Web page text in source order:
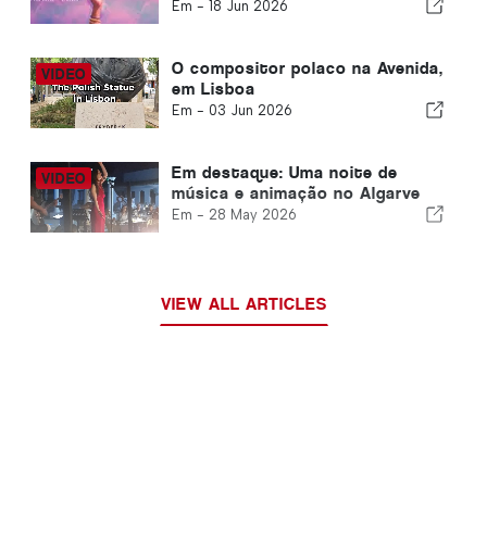
Em - 18 Jun 2026
O compositor polaco na Avenida,
em Lisboa
Em - 03 Jun 2026
Em destaque: Uma noite de
música e animação no Algarve
Em - 28 May 2026
VIEW ALL ARTICLES